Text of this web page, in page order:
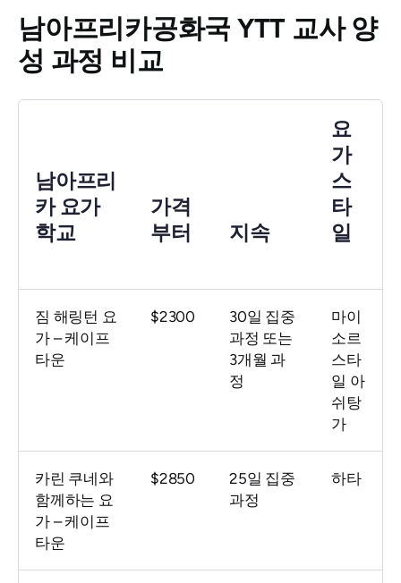
남아프리카공화국 YTT 교사 양
성 과정 비교
남아프리
카 요가
학교
가격
부터
지속
요
가
스
타
일
짐 해링턴 요
가 – 케이프
타운
$2300
30일 집중
과정 또는
3개월 과
정
마이
소르
스타
일 아
쉬탕
가
카린 쿠네와
함께하는 요
가 – 케이프
타운
$2850
25일 집중
과정
하타